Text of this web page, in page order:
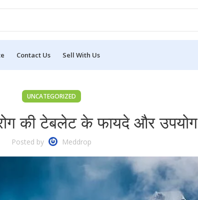
Contact Us Sell With Us
UNCATEGORIZED
रोग की टेबलेट के फायदे और उपयोग
Posted by Meddrop